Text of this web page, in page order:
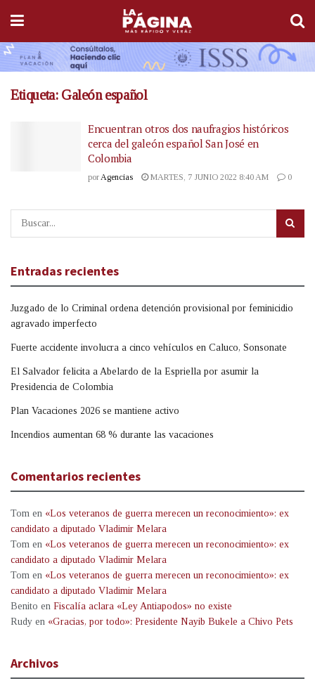
Etiqueta: Galeón español
Encuentran otros dos naufragios históricos
cerca del galeón español San José en
Colombia
por Agencias MARTES, 7 JUNIO 2022 8:40 AM 0
Entradas recientes
Juzgado de lo Criminal ordena detención provisional por feminicidio
agravado imperfecto
Fuerte accidente involucra a cinco vehículos en Caluco, Sonsonate
El Salvador felicita a Abelardo de la Espriella por asumir la
Presidencia de Colombia
Plan Vacaciones 2026 se mantiene activo
Incendios aumentan 68 % durante las vacaciones
Comentarios recientes
Tom en «Los veteranos de guerra merecen un reconocimiento»: ex
candidato a diputado Vladimir Melara
Tom en «Los veteranos de guerra merecen un reconocimiento»: ex
candidato a diputado Vladimir Melara
Tom en «Los veteranos de guerra merecen un reconocimiento»: ex
candidato a diputado Vladimir Melara
Benito en Fiscalía aclara «Ley Antiapodos» no existe
Rudy en «Gracias, por todo»: Presidente Nayib Bukele a Chivo Pets
Archivos